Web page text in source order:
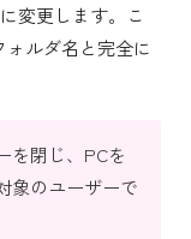
変更します。こ
ルダ名と完全に
を閉じ、PCを
象のユーザーで